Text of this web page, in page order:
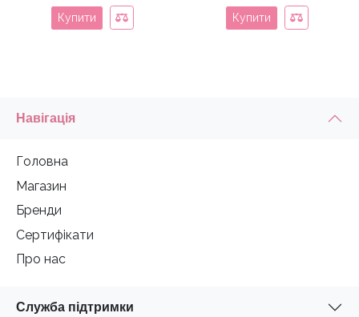
Купити Купити
Навігація
Головна
Магазин
Бренди
Сертифікати
Про нас
Служба підтримки